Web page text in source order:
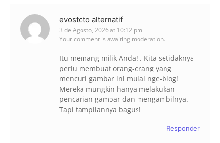
evostoto alternatif
3 de Agosto, 2026 at 10:12 pm
Your comment is awaiting moderation.
Itu memang milik Anda! . Kita setidaknya
perlu membuat orang-orang yang
mencuri gambar ini mulai nge-blog!
Mereka mungkin hanya melakukan
pencarian gambar dan mengambilnya.
Tapi tampilannya bagus!
Responder